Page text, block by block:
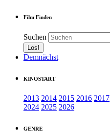
Film Finden
Suchen
Demnächst
KINOSTART
2013 2014 2015 2016 2017
2024 2025 2026
GENRE